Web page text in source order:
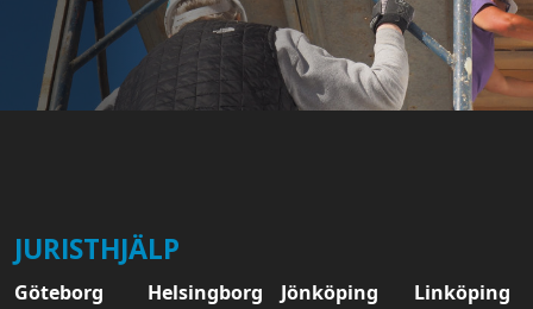
JURISTHJÄLP
Göteborg Helsingborg Jönköping Linköping